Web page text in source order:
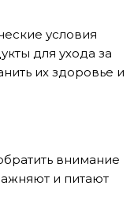
условия
для ухода за
их здоровье и
внимание
и питают